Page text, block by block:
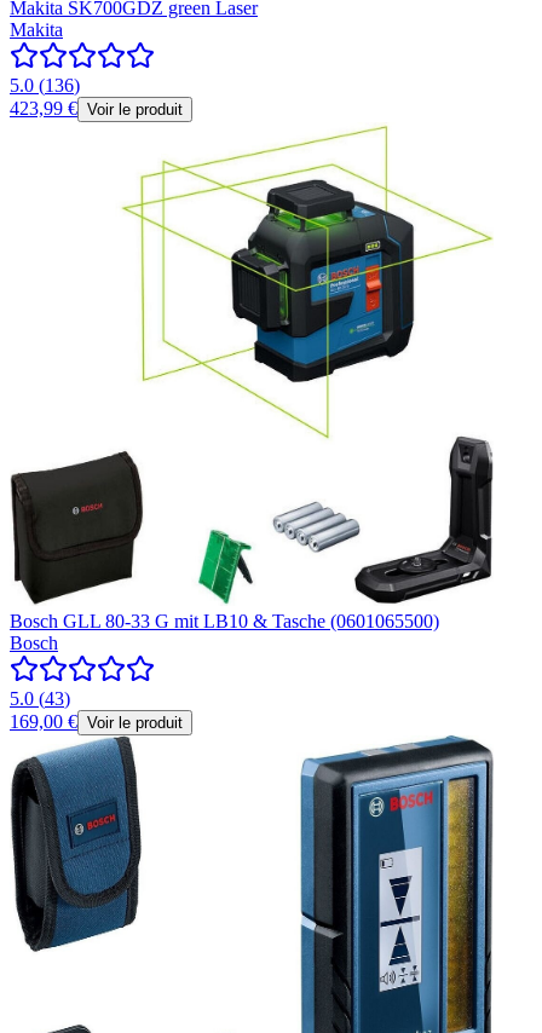
Makita SK700GDZ green Laser
Makita
5.0 (136)
423,99 € Voir le produit
Bosch GLL 80-33 G mit LB10 & Tasche (0601065500)
Bosch
5.0 (43)
169,00 € Voir le produit